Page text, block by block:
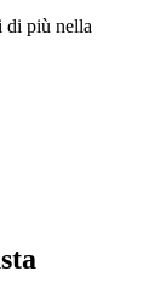
di più nella